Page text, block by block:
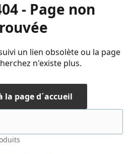
- Page non
un lien obsolète ou la page
n'existe plus.
la page d´accueil